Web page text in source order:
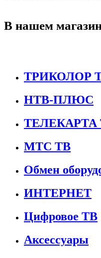
В нашем
ТРИКОЛОР
НТВ-ПЛЮС
ТЕЛЕКАРТА
МТС ТВ
Обмен
ИНТЕРНЕТ
Цифровое ТВ
Аксессуары